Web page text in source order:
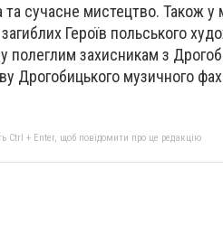
сучасне мистецтво. Також у
Героїв польського
полеглим захисникам з
Дрогобицького музичного
Ctrl + Enter, щоб повідомити про це редакцію